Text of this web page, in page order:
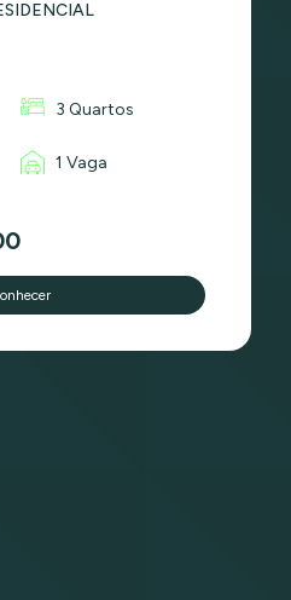
3 Quartos
1 Vaga